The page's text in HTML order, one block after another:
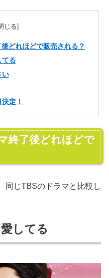
どれほどで販売される？
てる
い
定！
終了後どれほどで
同じTBSのドラマと比較し
してる